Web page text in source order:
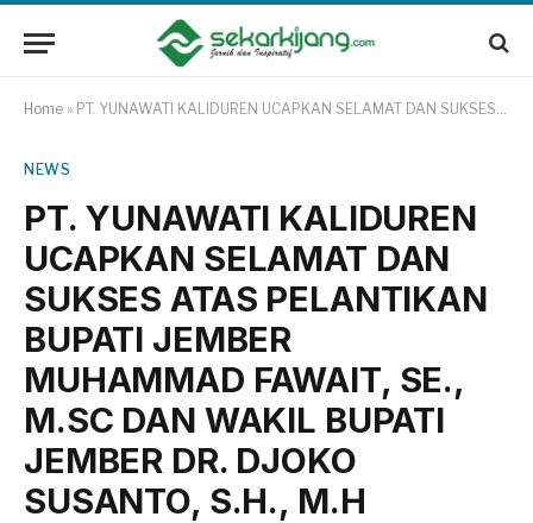
Home » PT. YUNAWATI KALIDUREN UCAPKAN SELAMAT DAN SUKSES ATAS PELANTIKAN BUPATI JEMBER MUHAMMAD FAWAIT, SE., M.SC DAN WAKIL BUPATI JEMBER DR. DJOKO SUSANTO, S.H., M.H
NEWS
PT. YUNAWATI KALIDUREN
UCAPKAN SELAMAT DAN
SUKSES ATAS PELANTIKAN
BUPATI JEMBER
MUHAMMAD FAWAIT, SE.,
M.SC DAN WAKIL BUPATI
JEMBER DR. DJOKO
SUSANTO, S.H., M.H